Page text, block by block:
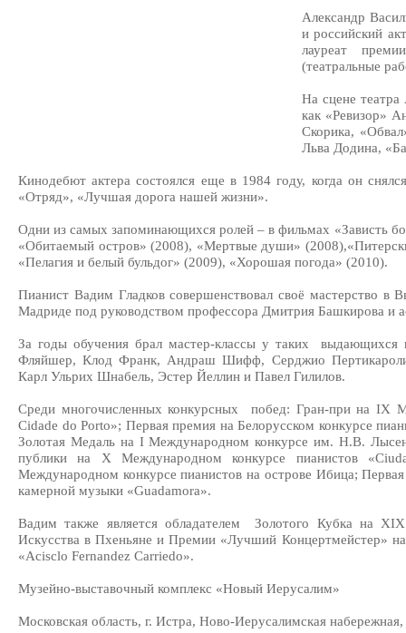
Александр
и российский
лауреат
(театральные
На сцене театра
как «Ревизор»
Скорика,
Льва Додина,
Кинодебют актера состоялся еще в 1984 году, когда он
«Отряд», «Лучшая дорога нашей жизни».
Одни из самых запоминающихся ролей – в фильмах «Зависть
«Обитаемый остров» (2008), «Мертвые души»
«Пелагия и белый бульдог» (2009), «Хорошая погода» (2010).
Пианист Вадим Гладков совершенствовал своё мастерство
Мадриде под руководством профессора Дмитрия Башкирова и
За годы обучения брал мастер-классы у таких выдающихся
Фляйшер, Клод Франк, Aндраш Шифф, Серджио
Карл Ульрих Шнабель, Эстер Йеллин и Павел Гилилов.
Среди многочисленных конкурсных побед: Гран-при на IX
Cidade do Porto»; Первая премия на Белорусском конкурсе
Золотая Медаль на I Международном конкурсе им. Н.В.
публики на X Международном конкурсе пианистов
Международном конкурсе пианистов на острове Ибица;
камерной музыки «Guadamora».
Вадим также является обладателем Золотого Кубка на
Искусства в Пхеньяне и Премии «Лучший Концертмейстер»
«Acisclo Fernandez Carriedo».
Музейно-выставочный комплекс «Новый Иерусалим»
Московская область, г. Истра, Ново-Иерусалимская